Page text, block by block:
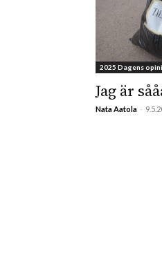
2025 Dagens
Jag är
Nata Aatola -